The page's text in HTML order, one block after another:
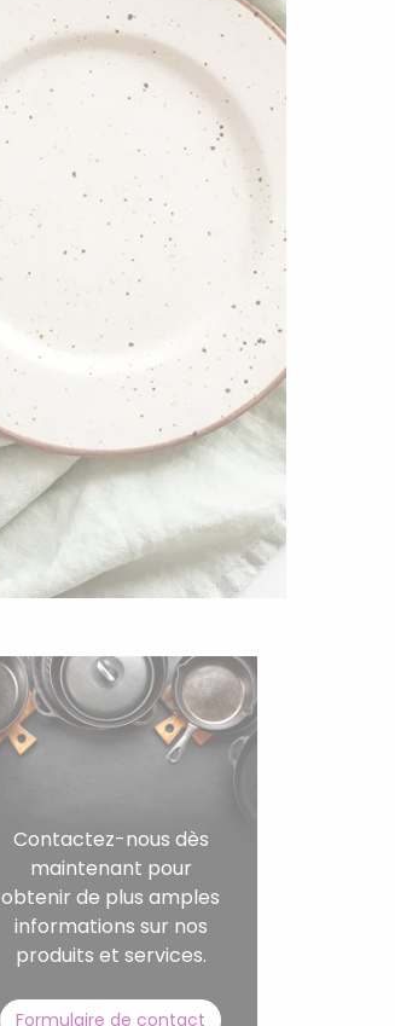
Contactez-nous dès
maintenant pour
obtenir de plus amples
informations sur nos
produits et services.
Formulaire de contact